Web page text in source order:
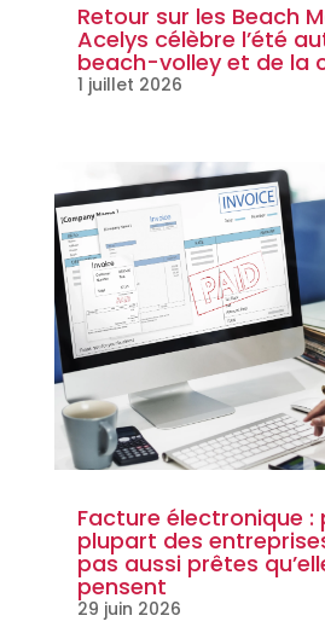
Retour sur les Beach
Acelys célèbre l’été
beach-volley et de la
1 juillet 2026
Facture électronique :
plupart des
pas aussi prêtes
pensent
29 juin 2026